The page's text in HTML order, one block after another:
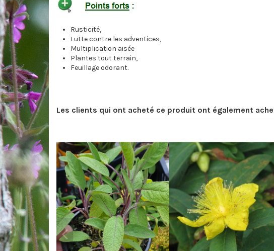
Rusticité,
Lutte contre les adventices,
Multiplication aisée
Plantes tout terrain,
Feuillage odorant.
Les clients qui ont acheté ce produit ont également